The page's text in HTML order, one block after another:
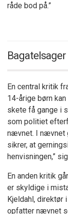
råde bod på.”
En central kritik
14-årige børn
skete få gange i
som politiet
nævnet. I nævnet
sikrer, at
henvisningen,”
En anden kritik
er skyldige i
Kjeldahl, direktør
opfatter nævnet